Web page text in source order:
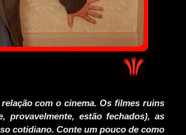
com o cinema. Os filmes ruins
provavelmente, estão fechados), as
cotidiano. Conte um pouco de como